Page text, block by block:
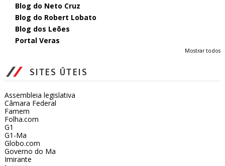
Blog do Neto Cruz
Blog do Robert Lobato
Blog dos Leões
Portal Veras
Mostrar todos
SITES ÚTEIS
Assembleia legislativa
Câmara Federal
Famem
Folha.com
G1
G1-Ma
Globo.com
Governo do Ma
Imirante